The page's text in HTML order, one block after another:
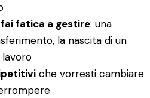
fatica a gestire: una
la nascita di un
che vorresti cambiare